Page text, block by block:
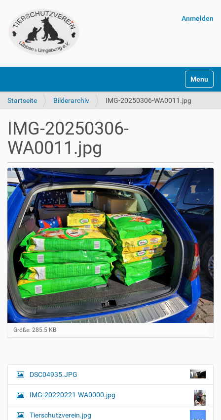
Anmelden
Startseite Bilderarchiv IMG-20250306-WA0011.jpg
IMG-20250306-
WA0011.jpg
Z
e
i
Größe: 285.5 KB
N
v
i
DSC04935.JPG
IMG-20220221-WA0000.jpg
Tierschutzverein.jpg